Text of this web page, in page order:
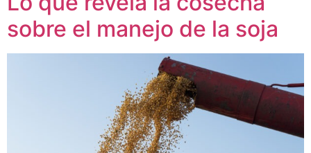
sobre el manejo de la soja